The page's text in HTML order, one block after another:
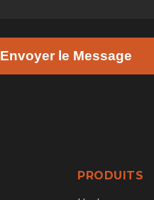
Envoyer le Message
PRODUITS